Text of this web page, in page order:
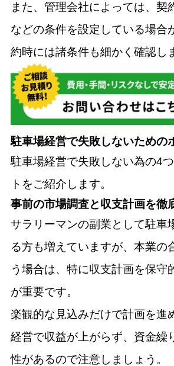
また、管理会社によっては、契
などの条件を設定している場合
約時には諸条件も細かく確認し
駐車場経営で失敗しないための
駐車場経営で失敗しない為の4
トをご紹介します。
事前の市場調査と収支計画を徹
サラリーマンの副業として駐車
る方も増えていますが、本業の
う場合は、特に収支計画を保守
が重要です。
楽観的な見込みだけで計画を進
経営で収益が上がらず、資金繰
性があるので注意しましょう。